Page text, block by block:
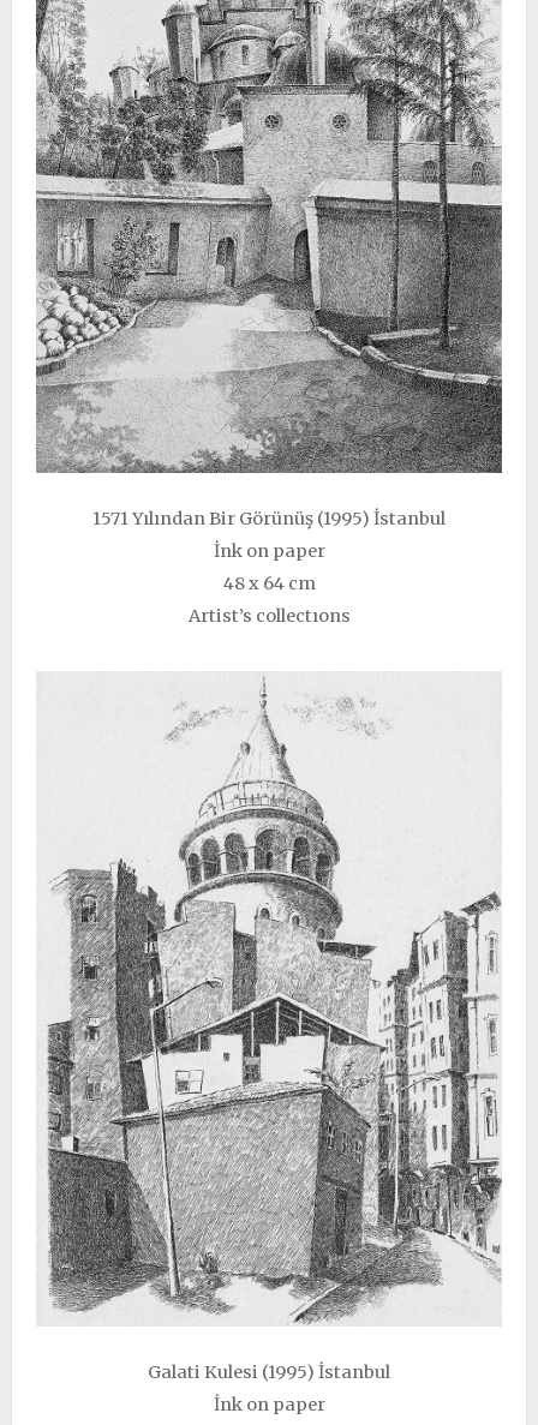
1571 Yılından Bir Görünüş (1995) İstanbul
İnk on paper
48 x 64 cm
Artist’s collectıons
Galati Kulesi (1995) İstanbul
İnk on paper